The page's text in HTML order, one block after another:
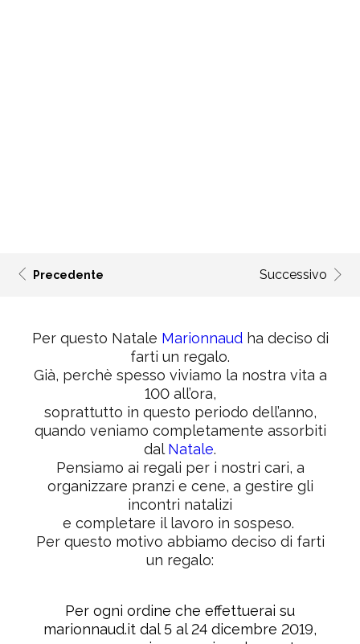
Precedente Successivo
Per questo Natale Marionnaudha deciso di
farti un regalo.
Già, perchè spesso viviamo la nostra vita a
100 all’ora,
soprattutto in questo periodo dell’anno,
quando veniamo completamente assorbiti
dal Natale.
Pensiamo ai regali per i nostri cari, a
organizzare pranzi e cene, a gestire gli
incontri natalizi
e completare il lavoro in sospeso.
Per questo motivo abbiamo deciso di farti
un regalo:
Per ogni ordine che effettuerai su
marionnaud.it dal 5 al 24 dicembre 2019,